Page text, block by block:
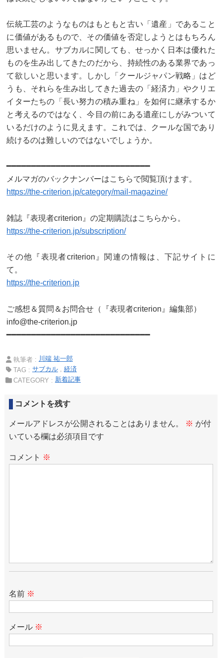
伝統工芸のようなものはもともと古い「遺産」であること
に価値があるもので、その価値を否定しようとはもちろん
思いません。サブカルに関しても、せっかく日本は優れた
ものを生み出してきたのだから、持続性のある業界であっ
て欲しいと思います。しかし「クールジャパン戦略」はど
うも、それらを生み出してきた過去の「経済力」やクリエ
イターたちの「長い努力の積み重ね」を如何に継承するか
と考えるのではなく、今目の前にある遺産にしがみついて
いるだけのように見えます。これでは、クールな国であり
続けるのは難しいのではないでしょうか。
━━━━━━━━━━━━━━━━━━━━━━━━━━━━━
メルマガのバックナンバーはこちらで閲覧頂けます。
https://the-criterion.jp/category/mail-magazine/
雑誌『表現者criterion』の定期購読はこちらから。
https://the-criterion.jp/subscription/
その他『表現者criterion』関連の情報は、下記サイトに
て。
https://the-criterion.jp
ご感想＆質問＆お問合せ（『表現者criterion』編集部）
info@the-criterion.jp
━━━━━━━━━━━━━━━━━━━━━━━━━━━━━
執筆者 : 川端 祐一郎
TAG : サブカル
経済
CATEGORY : 新着記事
コメントを残す
メールアドレスが公開されることはありません。 ※ が付
いている欄は必須項目です
コメント ※
名前 ※
メール ※